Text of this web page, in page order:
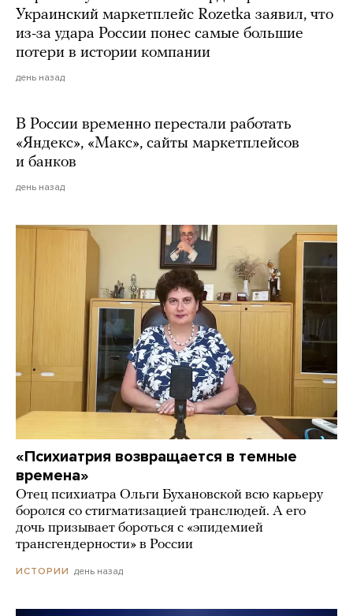
Украинский маркетплейс Rozetka заявил, что
из-за удара России понес самые большие
потери в истории компании
день назад
В России временно перестали работать
«Яндекс», «Макс», сайты маркетплейсов
и банков
день назад
«Психиатрия возвращается в темные
времена»
Отец психиатра Ольги Бухановской всю карьеру
боролся со стигматизацией транслюдей. А его
дочь призывает бороться с «эпидемией
трансгендерности» в России
ИСТОРИИ день назад